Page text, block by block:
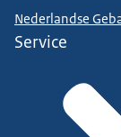
Nederlandse
Service